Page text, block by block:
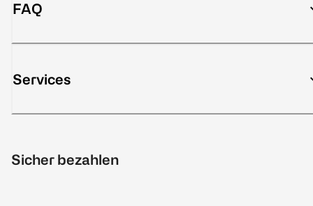
FAQ
Services
Sicher bezahlen